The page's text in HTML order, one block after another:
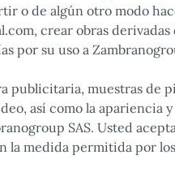
o de algún otro modo
crear obras derivadas
por su uso a
publicitaria, muestras de
así como la apariencia y
SAS. Usted
la medida permitida por